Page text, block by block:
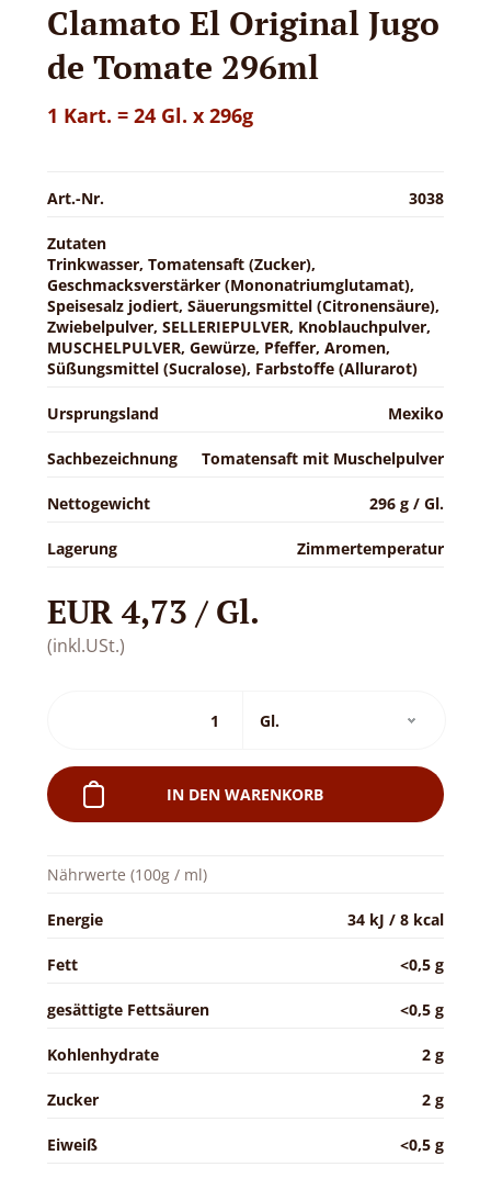
Clamato El Original Jugo
de Tomate 296ml
1 Kart. = 24 Gl. x 296g
Art.-Nr. 3038
Zutaten
Trinkwasser, Tomatensaft (Zucker),
Geschmacksverstärker (Mononatriumglutamat),
Speisesalz jodiert, Säuerungsmittel (Citronensäure),
Zwiebelpulver, SELLERIEPULVER, Knoblauchpulver,
MUSCHELPULVER, Gewürze, Pfeffer, Aromen,
Süßungsmittel (Sucralose), Farbstoffe (Allurarot)
Ursprungsland Mexiko
Sachbezeichnung Tomatensaft mit Muschelpulver
Nettogewicht 296 g / Gl.
Lagerung Zimmertemperatur
EUR 4,73 / Gl.
(inkl.USt.)
IN DEN WARENKORB
Nährwerte (100g / ml)
Energie 34 kJ / 8 kcal
Fett <0,5 g
gesättigte Fettsäuren <0,5 g
Kohlenhydrate 2 g
Zucker 2 g
Eiweiß <0,5 g